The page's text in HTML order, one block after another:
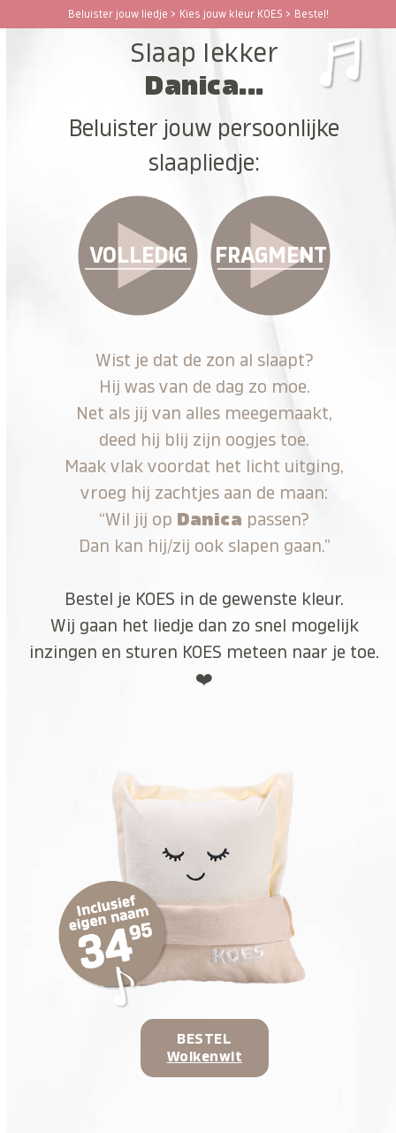
Beluister jouw liedje > Kies jouw kleur KOES > Bestel!
Open
Close
Slaap lekker
Danica...
Beluister jouw persoonlijke
slaapliedje:
VOLLEDIG FRAGMENT
Wist je dat de zon al slaapt?
Hij was van de dag zo moe.
Net als jij van alles meegemaakt,
deed hij blij zijn oogjes toe.
Maak vlak voordat het licht uitging,
vroeg hij zachtjes aan de maan:
“Wil jij op Danica passen?
Dan kan hij/zij ook slapen gaan.”
Bestel je KOES in de gewenste kleur.
Wij gaan het liedje dan zo snel mogelijk
inzingen en sturen KOES meteen naar je toe.
❤️
BESTEL
Wolkenwit